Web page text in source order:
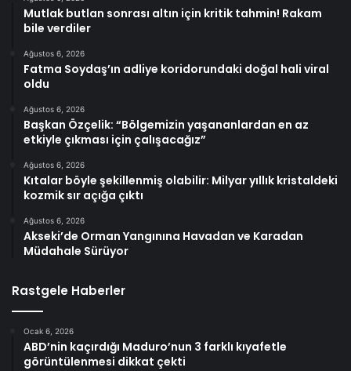
Mutlak butlan sonrası altın için kritik tahmin! Rakam
bile verdiler
Ağustos 6, 2026
Fatma Soydaş’ın adliye koridorundaki doğal hali viral
oldu
Ağustos 6, 2026
Başkan Özçelik: “Bölgemizin yaşananlardan en az
etkiyle çıkması için çalışacağız”
Ağustos 6, 2026
Kıtalar böyle şekillenmiş olabilir: Milyar yıllık kristaldeki
kozmik sır açığa çıktı
Ağustos 6, 2026
Akseki’de Orman Yangınına Havadan ve Karadan
Müdahale Sürüyor
Rastgele Haberler
Ocak 6, 2026
ABD’nin kaçırdığı Maduro’nun 3 farklı kıyafetle
görüntülenmesi dikkat çekti